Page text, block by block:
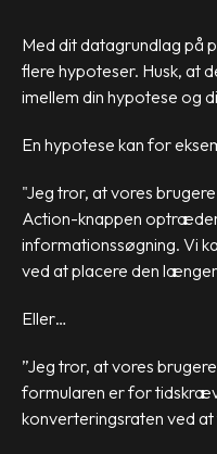
Med dit datagrundlag på
flere hypoteser. Husk, at
imellem din hypotese og
En hypotese kan for
"Jeg tror, at vores
Action-knappen
informationssøgning. Vi
ved at placere den
Eller…
”Jeg tror, at vores
formularen er for
konverteringsraten ved